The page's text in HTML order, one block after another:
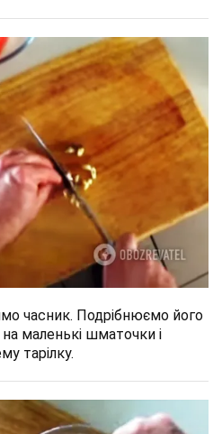
часник. Подрібнюємо його
маленькі шматочки і
тарілку.